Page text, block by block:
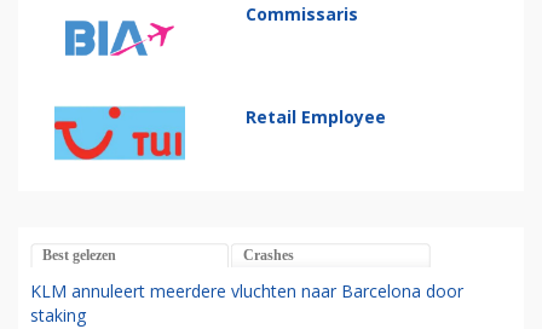
Commissaris
Retail Employee
Best gelezen Crashes
KLM annuleert meerdere vluchten naar Barcelona door
staking